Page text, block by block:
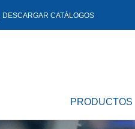
DESCARGAR CATÁLOGOS
PRODUCTOS